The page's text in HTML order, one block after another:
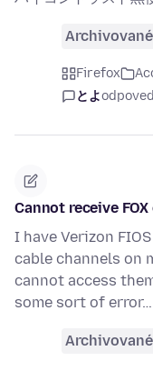
Archivované
Firefox
とよ
Cannot receive
I have Verizon
cable channels on
cannot access
some sort of error…
Archivované